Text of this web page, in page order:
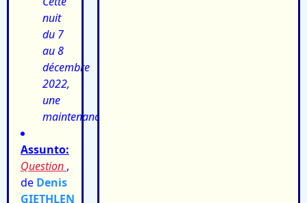
nuit
du 7
au 8
décembre
2022,
une
maintenanc...
Assunto:
Question ,
de Denis
GIETHLEN